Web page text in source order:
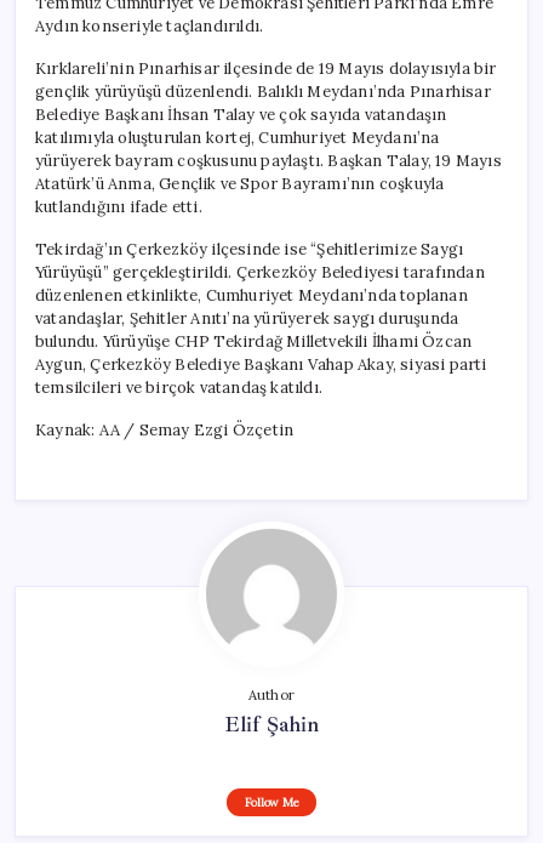
Aydın konseriyle taçlandırıldı.
Kırklareli’nin Pınarhisar ilçesinde de 19 Mayıs dolayısıyla bir
gençlik yürüyüşü düzenlendi. Balıklı Meydanı’nda Pınarhisar
Belediye Başkanı İhsan Talay ve çok sayıda vatandaşın
katılımıyla oluşturulan kortej, Cumhuriyet Meydanı’na
yürüyerek bayram coşkusunu paylaştı. Başkan Talay, 19 Mayıs
Atatürk’ü Anma, Gençlik ve Spor Bayramı’nın coşkuyla
kutlandığını ifade etti.
Tekirdağ’ın Çerkezköy ilçesinde ise “Şehitlerimize Saygı
Yürüyüşü” gerçekleştirildi. Çerkezköy Belediyesi tarafından
düzenlenen etkinlikte, Cumhuriyet Meydanı’nda toplanan
vatandaşlar, Şehitler Anıtı’na yürüyerek saygı duruşunda
bulundu. Yürüyüşe CHP Tekirdağ Milletvekili İlhami Özcan
Aygun, Çerkezköy Belediye Başkanı Vahap Akay, siyasi parti
temsilcileri ve birçok vatandaş katıldı.
Kaynak: AA / Semay Ezgi Özçetin
Author
Elif Şahin
Follow Me